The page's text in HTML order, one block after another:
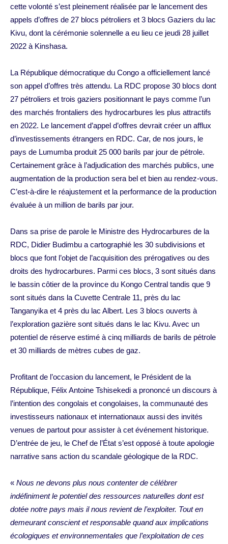
cette volonté s’est pleinement réalisée par le lancement des
appels d’offres de 27 blocs pétroliers et 3 blocs Gaziers du lac
Kivu, dont la cérémonie solennelle a eu lieu ce jeudi 28 juillet
2022 à Kinshasa.
La République démocratique du Congo a officiellement lancé
son appel d’offres très attendu. La RDC propose 30 blocs dont
27 pétroliers et trois gaziers positionnant le pays comme l’un
des marchés frontaliers des hydrocarbures les plus attractifs
en 2022. Le lancement d’appel d’offres devrait créer un afflux
d’investissements étrangers en RDC. Car, de nos jours, le
pays de Lumumba produit 25 000 barils par jour de pétrole.
Certainement grâce à l’adjudication des marchés publics, une
augmentation de la production sera bel et bien au rendez-vous.
C’est-à-dire le réajustement et la performance de la production
évaluée à un million de barils par jour.
Dans sa prise de parole le Ministre des Hydrocarbures de la
RDC, Didier Budimbu a cartographié les 30 subdivisions et
blocs que font l’objet de l’acquisition des prérogatives ou des
droits des hydrocarbures. Parmi ces blocs, 3 sont situés dans
le bassin côtier de la province du Kongo Central tandis que 9
sont situés dans la Cuvette Centrale 11, près du lac
Tanganyika et 4 près du lac Albert. Les 3 blocs ouverts à
l’exploration gazière sont situés dans le lac Kivu. Avec un
potentiel de réserve estimé à cinq milliards de barils de pétrole
et 30 milliards de mètres cubes de gaz.
Profitant de l’occasion du lancement, le Président de la
République, Félix Antoine Tshisekedi a prononcé un discours à
l’intention des congolais et congolaises, la communauté des
investisseurs nationaux et internationaux aussi des invités
venues de partout pour assister à cet événement historique.
D’entrée de jeu, le Chef de l’État s’est opposé à toute apologie
narrative sans action du scandale géologique de la RDC.
« Nous ne devons plus nous contenter de célébrer
indéfiniment le potentiel des ressources naturelles dont est
dotée notre pays mais il nous revient de l’exploiter. Tout en
demeurant conscient et responsable quand aux implications
écologiques et environnementales que l’exploitation de ces